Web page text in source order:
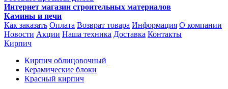
Интернет магазин строительных материалов
Камины и печи
Как заказать Оплата Возврат товара Информация О компании
Новости Акции Наша техника Доставка Контакты
Кирпич
Кирпич облицовочный
Керамические блоки
Красный кирпич